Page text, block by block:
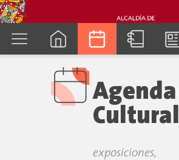
Agenda
Cultural
exposiciones,